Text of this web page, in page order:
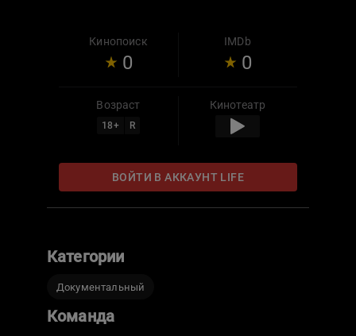
Кинопоиск
0
IMDb
0
Возраст
18+ R
Кинотеатр
ВОЙТИ В АККАУНТ LIFE
Категории
Документальный
Команда